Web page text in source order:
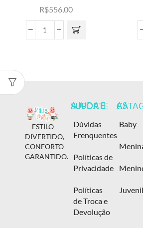
R$556,00
ESTILO
DIVERTIDO,
CONFORTO
GARANTIDO.
AJUDA E SUPORTE
Dúvidas
Frenquentes
Políticas de
Privacidade
Políticas
de Troca e
Devolução
AS
Baby
Juvenil